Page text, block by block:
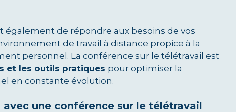
de répondre aux besoins de vos
de travail à distance propice à la
personnel. La conférence sur le télétravail est
et les outils pratiques pour optimiser la
en constante évolution.
une conférence sur le télétravail